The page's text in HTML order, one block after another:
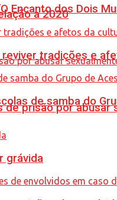
a 2020
prisão por
Encanto dos Dois
reviver tradições e
de samba do
grávida